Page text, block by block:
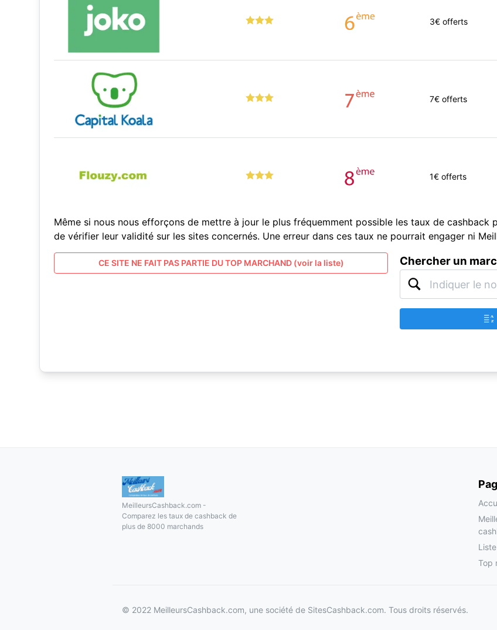
3€ offerts
7€ offerts
1€ offerts
Même si nous nous efforçons de mettre à jour le plus fréquemment possible les taux de cashback
de vérifier leur validité sur les sites concernés. Une erreur dans ces taux ne pourrait engager ni
CE SITE NE FAIT PAS PARTIE DU TOP MARCHAND (voir la liste) Chercher un
A
Z
MeilleursCashback.com -
Comparez les taux de cashback de
plus de 8000 marchands
Top
© 2022 MeilleursCashback.com, une société de SitesCashback.com. Tous droits réservés.